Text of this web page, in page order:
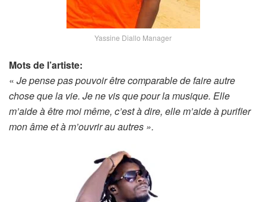
Yassine Diallo Manager
Mots de l’artiste:
« Je pense pas pouvoir être comparable de faire autre
chose que la vie. Je ne vis que pour la musique. Elle
m’aide à être moi même, c’est à dire, elle m’aide à purifier
mon âme et à m’ouvrir au autres ».